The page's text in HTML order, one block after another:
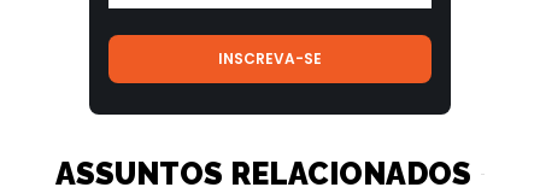
ASSUNTOS RELACIONADOS